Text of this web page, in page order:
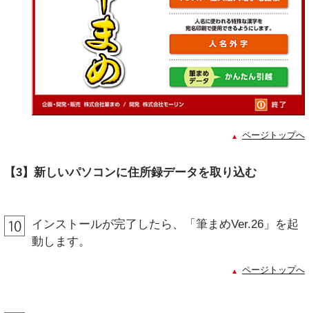
ページトップへ
【3】新しいパソコンに住所録データを取り込む
インストールが完了したら、「筆まめVer.26」を起
動します。
ページトップへ